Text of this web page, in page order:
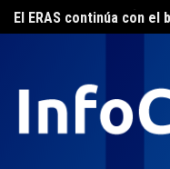
Skip
to
El ERAS continúa con